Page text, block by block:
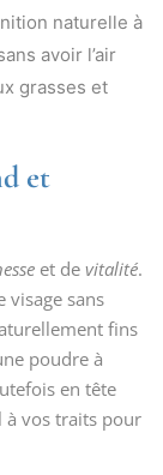
naturelle à
avoir l’air
grasses et
et
et de vitalité.
visage sans
fins
poudre à
en tête
à vos traits pour